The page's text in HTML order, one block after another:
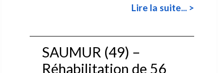
Lire la suite... >
SAUMUR (49) –
Réhabilitation de 56